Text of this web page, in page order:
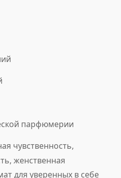
парфюмерии
чувственность,
женственная
для уверенных в себе